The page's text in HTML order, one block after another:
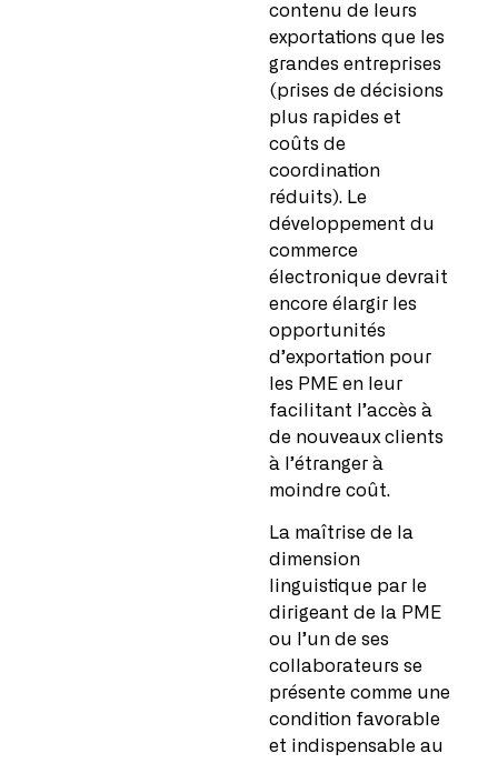
contenu de leurs
exportations que les
grandes entreprises
(prises de décisions
plus rapides et
coûts de
coordination
réduits). Le
développement du
commerce
électronique devrait
encore élargir les
opportunités
d’exportation pour
les PME en leur
facilitant l’accès à
de nouveaux clients
à l’étranger à
moindre coût.
La maîtrise de la
dimension
linguistique par le
dirigeant de la PME
ou l’un de ses
collaborateurs se
présente comme une
condition favorable
et indispensable au